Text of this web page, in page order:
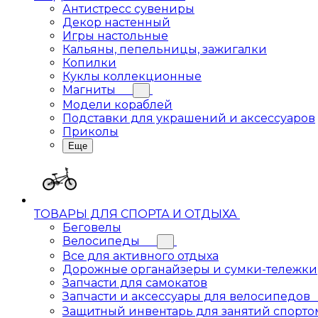
Антистресс сувениры
Декор настенный
Игры настольные
Кальяны, пепельницы, зажигалки
Копилки
Куклы коллекционные
Магниты
Модели кораблей
Подставки для украшений и аксессуаров
Приколы
Еще
ТОВАРЫ ДЛЯ СПОРТА И ОТДЫХА
Беговелы
Велосипеды
Все для активного отдыха
Дорожные органайзеры и сумки-тележки
Запчасти для самокатов
Запчасти и аксессуары для велосипедов
Защитный инвентарь для занятий